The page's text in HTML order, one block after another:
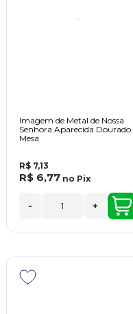
Imagem de Metal de Nossa
Senhora Aparecida Dourado
Mesa
R$ 7,13
R$ 6,77 no Pix
- +